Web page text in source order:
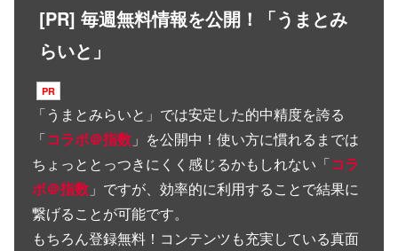
[PR] 毎週無料情報を公開！「うまとみ
らいと」
「うまとみらいと 」では安定した的中精度を誇る
「コラボ＠指数 」を公開中！使い方に慣れるまでは
ちょっととっつきにくく感じるかもしれない「コラ
ボ＠指数 」ですが、効率的に利用することで結果に
繋げることが可能です。
もちろん登録無料！コンテンツも充実している真面